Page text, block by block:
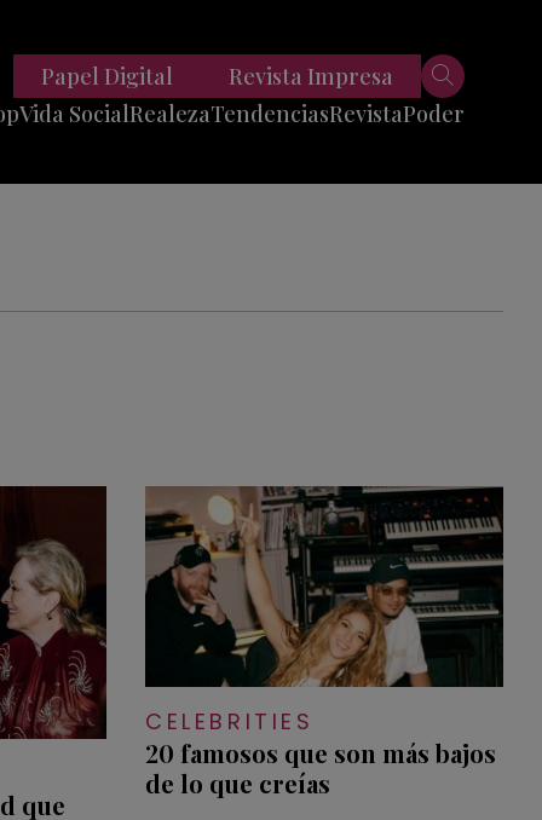
Vida SocialRealezaTendencias
Fitness
Revista
Reportajes
Poder
Papel Digital Revista Impresa
que
CELEBRITIES
20 famosos que son más bajos
de lo que creías